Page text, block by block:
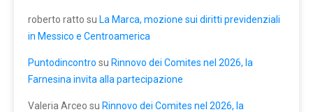
roberto ratto su La Marca, mozione sui diritti previdenziali
in Messico e Centroamerica
Puntodincontro su Rinnovo dei Comites nel 2026, la
Farnesina invita alla partecipazione
Valeria Arceo su Rinnovo dei Comites nel 2026, la